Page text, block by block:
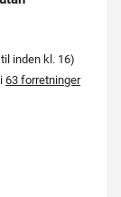
inden kl. 16)
63 forretninger